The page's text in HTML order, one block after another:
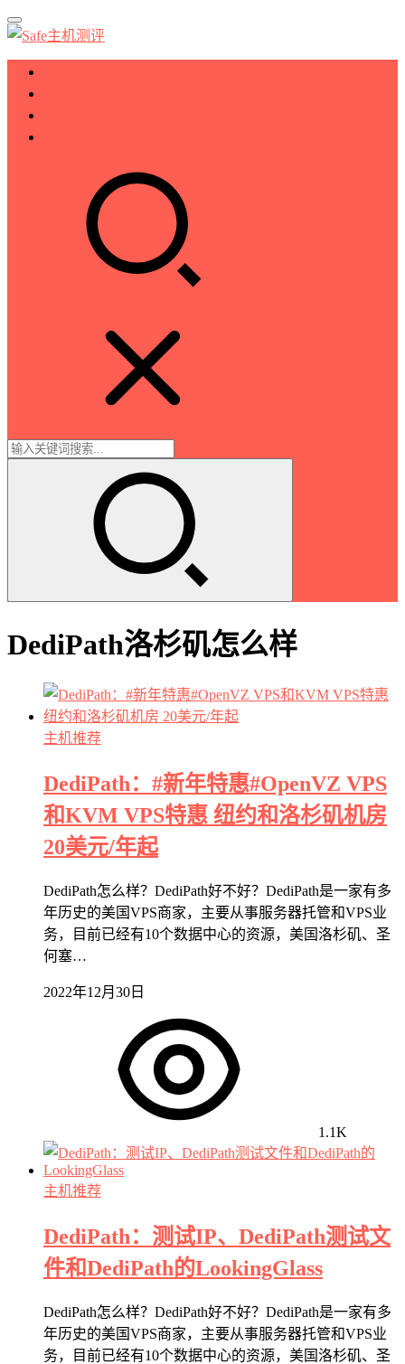
DediPath洛杉矶怎么样
主机推荐
DediPath：#新年特惠#OpenVZ VPS
和KVM VPS特惠 纽约和洛杉矶机房
20美元/年起
DediPath怎么样？DediPath好不好？DediPath是一家有多
年历史的美国VPS商家，主要从事服务器托管和VPS业
务，目前已经有10个数据中心的资源，美国洛杉矶、圣
何塞…
2022年12月30日
1.1K
主机推荐
DediPath：测试IP、DediPath测试文
件和DediPath的LookingGlass
DediPath怎么样？DediPath好不好？DediPath是一家有多
年历史的美国VPS商家，主要从事服务器托管和VPS业
务，目前已经有10个数据中心的资源，美国洛杉矶、圣